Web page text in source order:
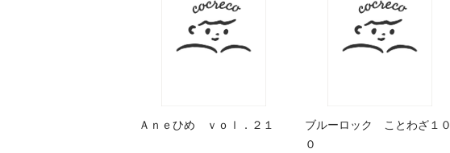
Ａｎｅひめ ｖｏｌ．２１
ブルーロック ことわざ１０
０